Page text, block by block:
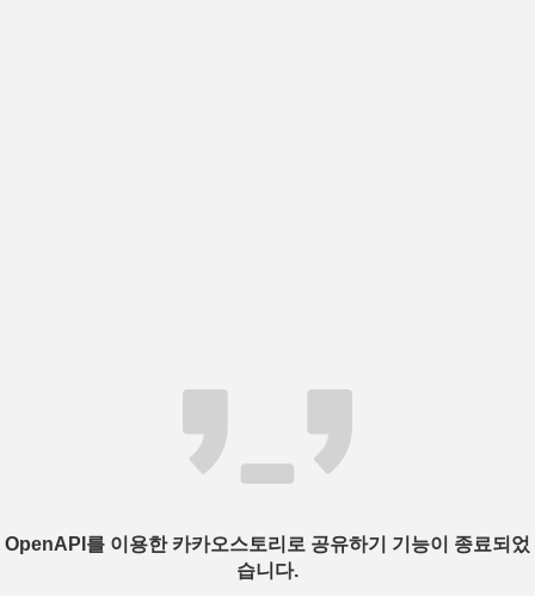
OpenAPI를 이용한 카카오스토리로 공유하기 기능이 종료되었
습니다.